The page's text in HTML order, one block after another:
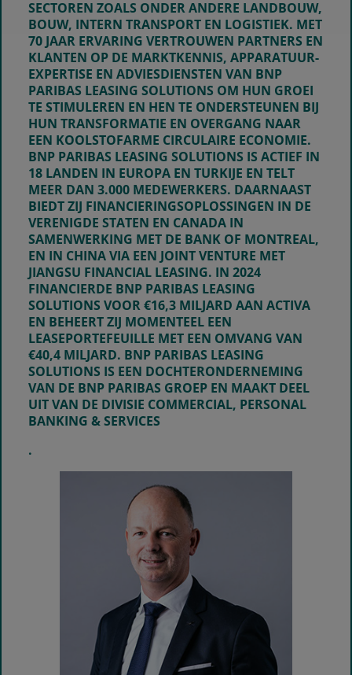
SECTOREN ZOALS ONDER ANDERE LANDBOUW,
BOUW, INTERN TRANSPORT EN LOGISTIEK. MET
70 JAAR ERVARING VERTROUWEN PARTNERS EN
KLANTEN OP DE MARKTKENNIS, APPARATUUR-
EXPERTISE EN ADVIESDIENSTEN VAN BNP
PARIBAS LEASING SOLUTIONS OM HUN GROEI
TE STIMULEREN EN HEN TE ONDERSTEUNEN BIJ
HUN TRANSFORMATIE EN OVERGANG NAAR
EEN KOOLSTOFARME CIRCULAIRE ECONOMIE.
BNP PARIBAS LEASING SOLUTIONS IS ACTIEF IN
18 LANDEN IN EUROPA EN TURKIJE EN TELT
MEER DAN 3.000 MEDEWERKERS. DAARNAAST
BIEDT ZIJ FINANCIERINGSOPLOSSINGEN IN DE
VERENIGDE STATEN EN CANADA IN
SAMENWERKING MET DE BANK OF MONTREAL,
EN IN CHINA VIA EEN JOINT VENTURE MET
JIANGSU FINANCIAL LEASING. IN 2024
FINANCIERDE BNP PARIBAS LEASING
SOLUTIONS VOOR €16,3 MILJARD AAN ACTIVA
EN BEHEERT ZIJ MOMENTEEL EEN
LEASEPORTEFEUILLE MET EEN OMVANG VAN
€40,4 MILJARD. BNP PARIBAS LEASING
SOLUTIONS IS EEN DOCHTERONDERNEMING
VAN DE BNP PARIBAS GROEP EN MAAKT DEEL
UIT VAN DE DIVISIE COMMERCIAL, PERSONAL
BANKING & SERVICES
.